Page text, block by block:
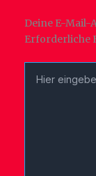
Deine E-Mail-
Erforderliche
eingeben…